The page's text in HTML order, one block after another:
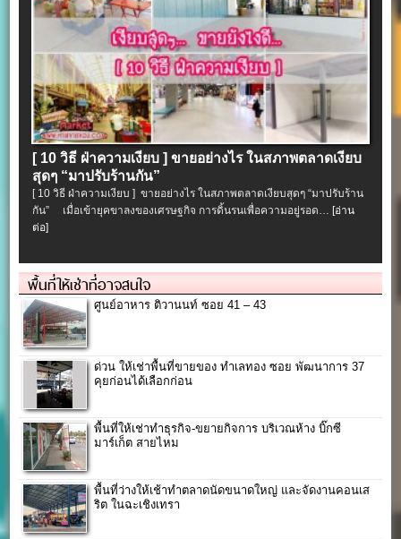
[ 10 วิธี ฝ่าความเงียบ ] ขายอย่างไร ในสภาพตลาดเงียบ
สุดๆ “มาปรับร้านกัน”
[ 10 วิธี ฝ่าความเงียบ ] ขายอย่างไร ในสภาพตลาดเงียบสุดๆ “มาปรับร้าน
กัน” เมื่อเข้ายุคขาลงของเศรษฐกิจ การดิ้นรนเพื่อความอยู่รอด…[อ่าน
ต่อ]
พื้นที่ให้เช่าที่อาจสนใจ
ศูนย์อาหาร ติวานนท์ ซอย 41 – 43
ด่วน ให้เช่าพื้นที่ขายของ ทำเลทอง ซอย พัฒนาการ 37
คุยก่อนได้เลือกก่อน
พื้นที่ให้เช่าทำธุรกิจ-ขยายกิจการ บริเวณห้าง บิ๊กซี
มาร์เก็ต สายไหม
พื้นที่ว่างให้เช้าทำตลาดนัดขนาดใหญ่ และจัดงานคอนเส
ริต ในฉะเชิงเทรา